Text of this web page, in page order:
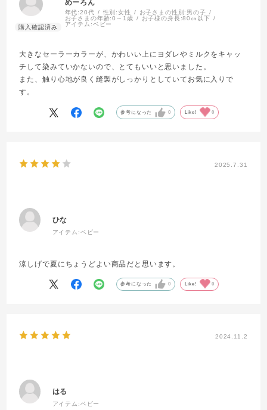
めーろん
年代:20代 性別:女性 お子さまの性別: 男の子
お子さまの年齢:0～1歳 お子様の身長:80㎝以下
アイテム:ベビー
大きなセーラーカラーが、かわいい上にヨダレやミルクをキャッ
チして染みていかないので、とてもいいと思いました。
また、触り心地が良く縫製がしっかりとしていてお気に入りで
す。
参考になった 0 Like! 0
2025.7.31
ひな
アイテム:ベビー
涼しげで夏にちょうどよい商品だと思います。
参考になった 0 Like! 0
2024.11.2
はる
アイテム:ベビー